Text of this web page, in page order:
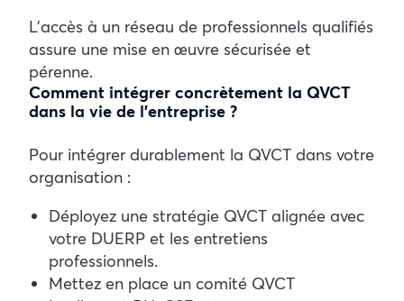
L’accès à un réseau de professionnels qualifiés
assure une mise en œuvre sécurisée et
pérenne.
Comment intégrer concrètement la QVCT
dans la vie de l’entreprise ?
Pour intégrer durablement la QVCT dans votre
organisation :
Déployez une stratégie QVCT alignée avec
votre DUERP et les entretiens
professionnels.
Mettez en place un comité QVCT